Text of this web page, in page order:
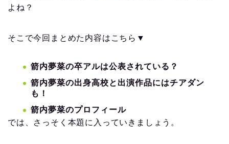
よね？
そこで今回まとめた内容はこちら▼
箭内夢菜の卒アルは公表されている？
箭内夢菜の出身高校と出演作品にはチアダン
も！
箭内夢菜のプロフィール
では、さっそく本題に入っていきましょう。